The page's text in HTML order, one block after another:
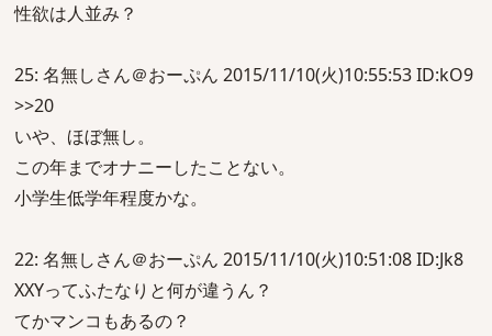
性欲は人並み？
25: 名無しさん＠おーぷん 2015/11/10(火)10:55:53 ID:kO9
>>20
いや、ほぼ無し。
この年までオナニーしたことない。
小学生低学年程度かな。
22: 名無しさん＠おーぷん 2015/11/10(火)10:51:08 ID:Jk8
XXYってふたなりと何が違うん？
てかマンコもあるの？